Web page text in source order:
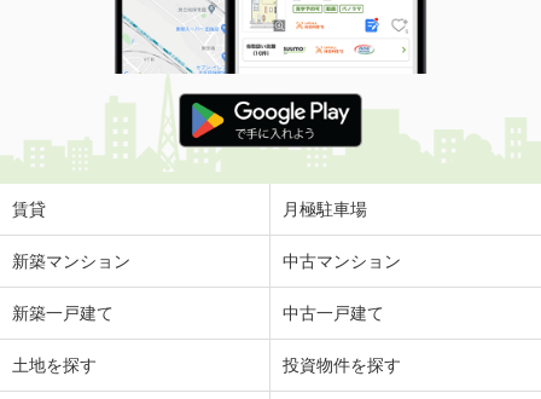
賃貸 月極駐車場
新築マンション 中古マンション
新築一戸建て 中古一戸建て
土地を探す 投資物件を探す